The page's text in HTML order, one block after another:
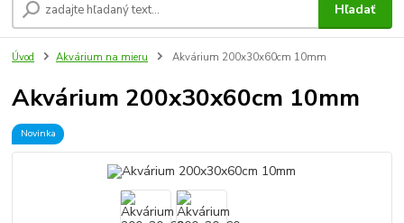
Hľadať
Úvod Akvárium na mieru Akvárium 200x30x60cm 10mm
Akvárium 200x30x60cm 10mm
Novinka